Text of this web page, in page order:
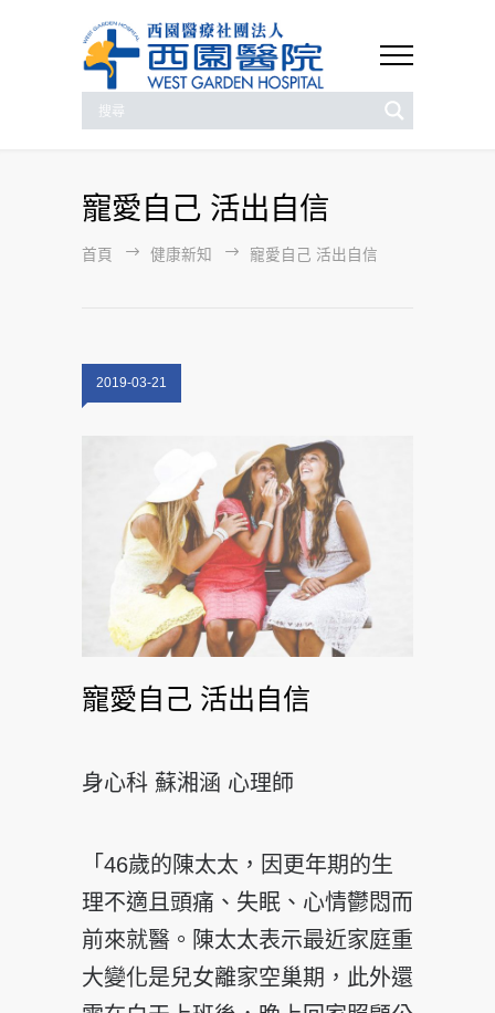
寵愛自己 活出自信
首頁 健康新知 寵愛自己 活出自信
2019-03-21
寵愛自己 活出自信
身心科 蘇湘涵 心理師
「46歲的陳太太，因更年期的生
理不適且頭痛、失眠、心情鬱悶而
前來就醫。陳太太表示最近家庭重
大變化是兒女離家空巢期，此外還